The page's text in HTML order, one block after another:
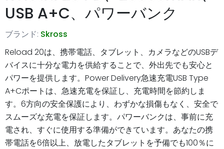
USB A+C、パワーバンク
ブランド: Skross
Reload 20は、携帯電話、タブレット、カメラなどのUSBデ
バイスに十分な電力を供給することで、外出先でも安心と
パワーを提供します。Power Delivery急速充電USB Type
A+Cポートは、急速充電を保証し、充電時間を節約しま
す。6方向の安全保護により、わずかな損傷もなく、安全で
スムーズな充電を保証します。パワーバンクは、事前に充
電され、すぐに使用する準備ができています。あなたの携
帯電話を6倍以上、放電したタブレットを予備でも100％に